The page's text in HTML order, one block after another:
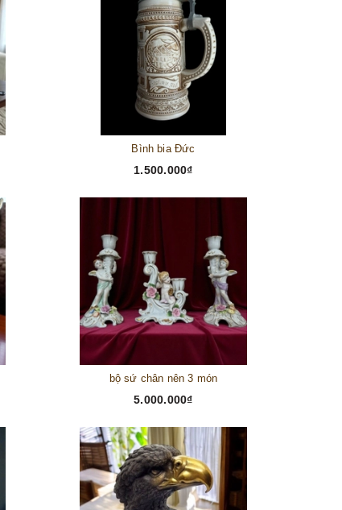
Bình bia Đức
1.500.000₫
bộ sứ chân nên 3 món
5.000.000₫